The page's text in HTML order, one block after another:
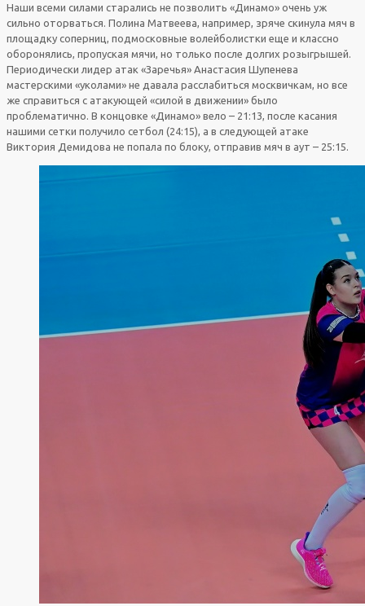
Наши всеми силами старались не позволить «Динамо» очень уж
сильно оторваться. Полина Матвеева, например, зряче скинула мяч в
площадку соперниц, подмосковные волейболистки еще и классно
оборонялись, пропуская мячи, но только после долгих розыгрышей.
Периодически лидер атак «Заречья» Анастасия Шупенева
мастерскими «уколами» не давала расслабиться москвичкам, но все
же справиться с атакующей «силой в движении» было
проблематично. В концовке «Динамо» вело – 21:13, после касания
нашими сетки получило сетбол (24:15), а в следующей атаке
Виктория Демидова не попала по блоку, отправив мяч в аут – 25:15.